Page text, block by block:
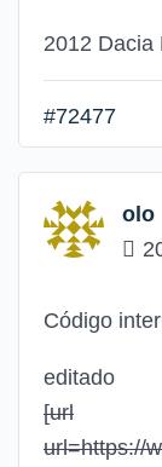
2012 Dacia
#72477
olo
Código
editado
[url
url=https://